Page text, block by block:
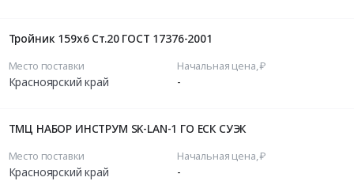
Тройник 159х6 Ст.20 ГОСТ 17376-2001
Место поставки
Красноярский край
Начальная цена, ₽
-
ТМЦ НАБОР ИНСТРУМ SK-LAN-1 ГО ЕСК СУЭК
Место поставки
Красноярский край
Начальная цена, ₽
-